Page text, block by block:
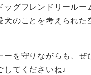
ッグフレンドリールー
犬のことを考えられた
ーを守りながらも、ぜ
してくださいね♩